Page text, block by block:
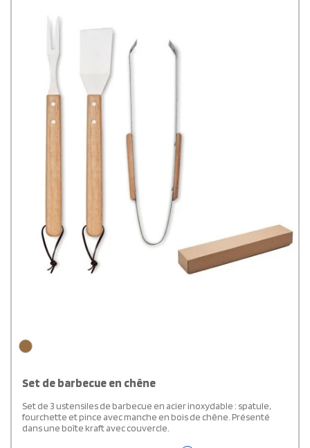
Set de barbecue en chêne
Set de 3 ustensiles de barbecue en acier inoxydable : spatule,
fourchette et pince avec manche en bois de chêne. Présenté
dans une boîte kraft avec couvercle.